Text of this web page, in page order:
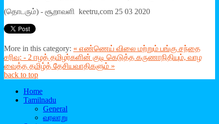
(தொடரும்) - சூறாவளி keetru,com 25 03 2020
More in this category: « எண்ணெய் விலை மற்றும் பங்கு சந்தை
சரிவு: - 2 ஈழத் தமிழர்களின் குடி கெடுத்த கருணாநிதியும், வாழ
வைத்த தமிழ்த் தேசியவாதிகளும் »
back to top
Home
Tamilnadu
General
வரலாறு